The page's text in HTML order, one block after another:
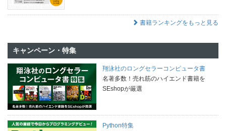
書籍ランキングをもっと見る
キャンペーン・特集
翔泳社のロングセラーコンピュータ書
名著多数！売れ筋のハイエンド書籍を
SEshopが厳選
Python特集